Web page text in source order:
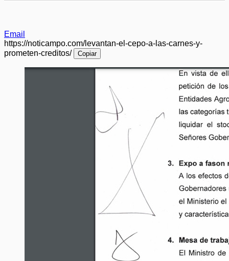
Email
https://noticampo.com/levantan-el-cepo-a-las-carnes-y-
prometen-creditos/
Copiar